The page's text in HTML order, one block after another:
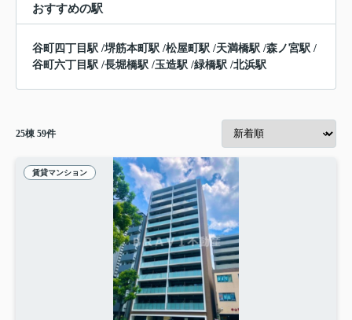
おすすめの駅
谷町四丁目駅 /堺筋本町駅 /松屋町駅 /天満橋駅 /森ノ宮駅 /
谷町六丁目駅 /長堀橋駅 /玉造駅 /緑橋駅 /北浜駅
25棟 59件
賃貸マンション